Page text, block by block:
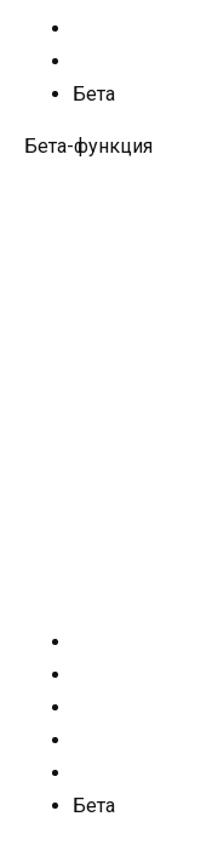
Бета
Бета-функция
Бета